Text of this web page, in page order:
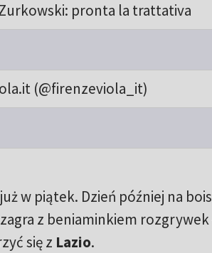
Zurkowski: pronta la trattativa
(@firenzeviola_it)
w piątek. Dzień później na
z beniaminkiem rozgrywek
się z Lazio.